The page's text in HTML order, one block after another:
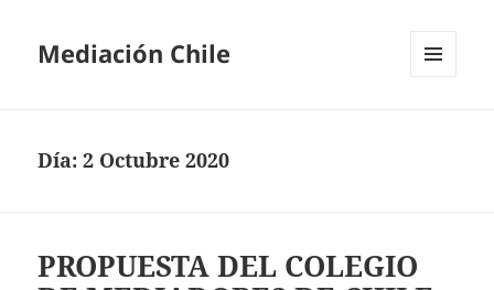
Mediación Chile
Día:2 Octubre 2020
PROPUESTA DEL COLEGIO